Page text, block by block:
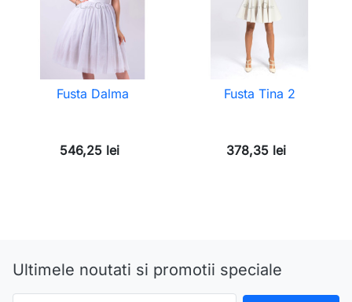
Fusta Dalma
546,25 lei
Fusta Tina 2
378,35 lei
Ultimele noutati si promotii speciale